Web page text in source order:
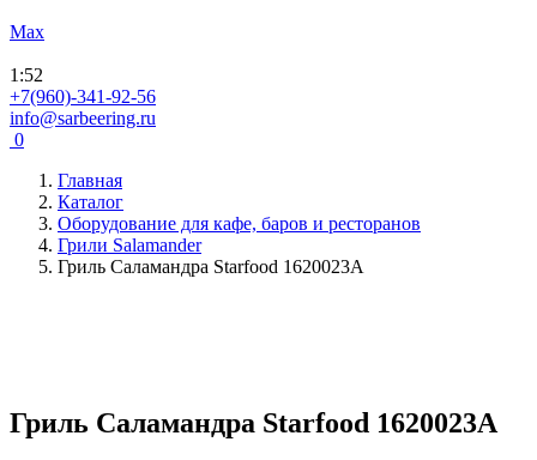
Max
1 :52
+7(960)-341-92-56
info@sarbeering.ru
0
Главная
Каталог
Оборудование для кафе, баров и ресторанов
Грили Salamander
Гриль Саламандра Starfood 1620023A
Гриль Саламандра Starfood 1620023A